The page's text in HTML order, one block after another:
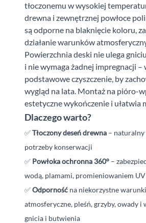
tłoczonemu wwysokiej
drewna i zewnętrznej powłoce
są odporne na blaknięcie koloru,
działanie warunków
Powierzchnia deski nie ulega
i nie wymaga żadnej impregnacji –
podstawowe czyszczenie, by
wygląd na lata. Montaż na pióro-
estetyczne wykończenie i ułatwia
Dlaczego warto?
✅Tłoczony deseń drewna – naturalny
potrzeby konserwacji
✅ Powłoka ochronna 360° –
wodą, plamami, promieniowaniem UV
✅Odporność na niekorzystne warunki
atmosferyczne, pleśń, grzyby, owady i
gnicia i butwienia